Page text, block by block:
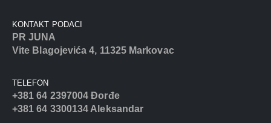
KONTAKT PODACI
PR JUNA
Vite Blagojevića 4, 11325 Markovac
TELEFON
+381 64 2397004 Đorđe
+381 64 3300134 Aleksandar